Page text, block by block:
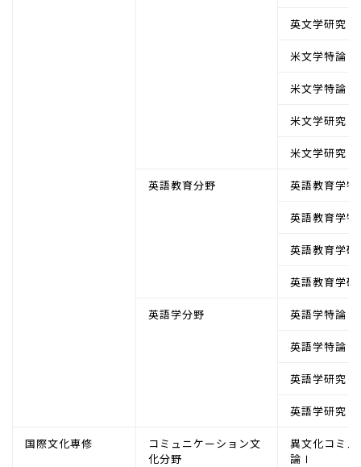
英文学研究Ⅱ
米文学特論Ⅰ
米文学特論Ⅱ
米文学研究Ⅰ
米文学研究Ⅱ
英語教育分野 英語教育学
英語教育学
英語教育学
英語教育学
英語学分野 英語学特論Ⅰ
英語学特論Ⅱ
英語学研究Ⅰ
英語学研究Ⅱ
国際文化専修
コミュニケーション文
化分野
異文化コミ
論Ⅰ